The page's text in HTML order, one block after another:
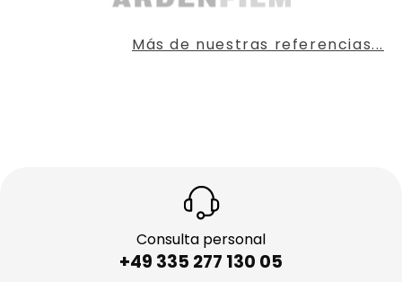
Más de nuestras referencias...
Consulta personal
+49 335 277 130 05